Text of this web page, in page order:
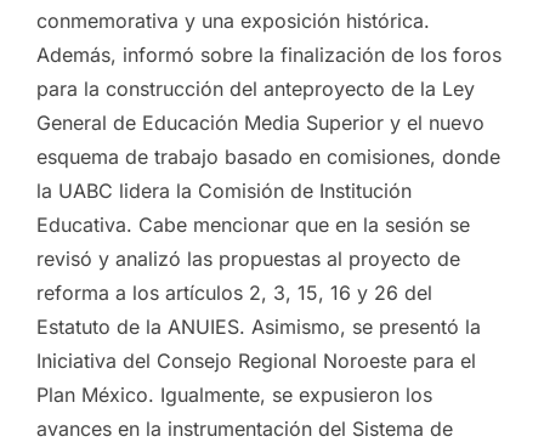
conmemorativa y una exposición histórica.
Además, informó sobre la finalización de los foros
para la construcción del anteproyecto de la Ley
General de Educación Media Superior y el nuevo
esquema de trabajo basado en comisiones, donde
la UABC lidera la Comisión de Institución
Educativa. Cabe mencionar que en la sesión se
revisó y analizó las propuestas al proyecto de
reforma a los artículos 2, 3, 15, 16 y 26 del
Estatuto de la ANUIES. Asimismo, se presentó la
Iniciativa del Consejo Regional Noroeste para el
Plan México. Igualmente, se expusieron los
avances en la instrumentación del Sistema de